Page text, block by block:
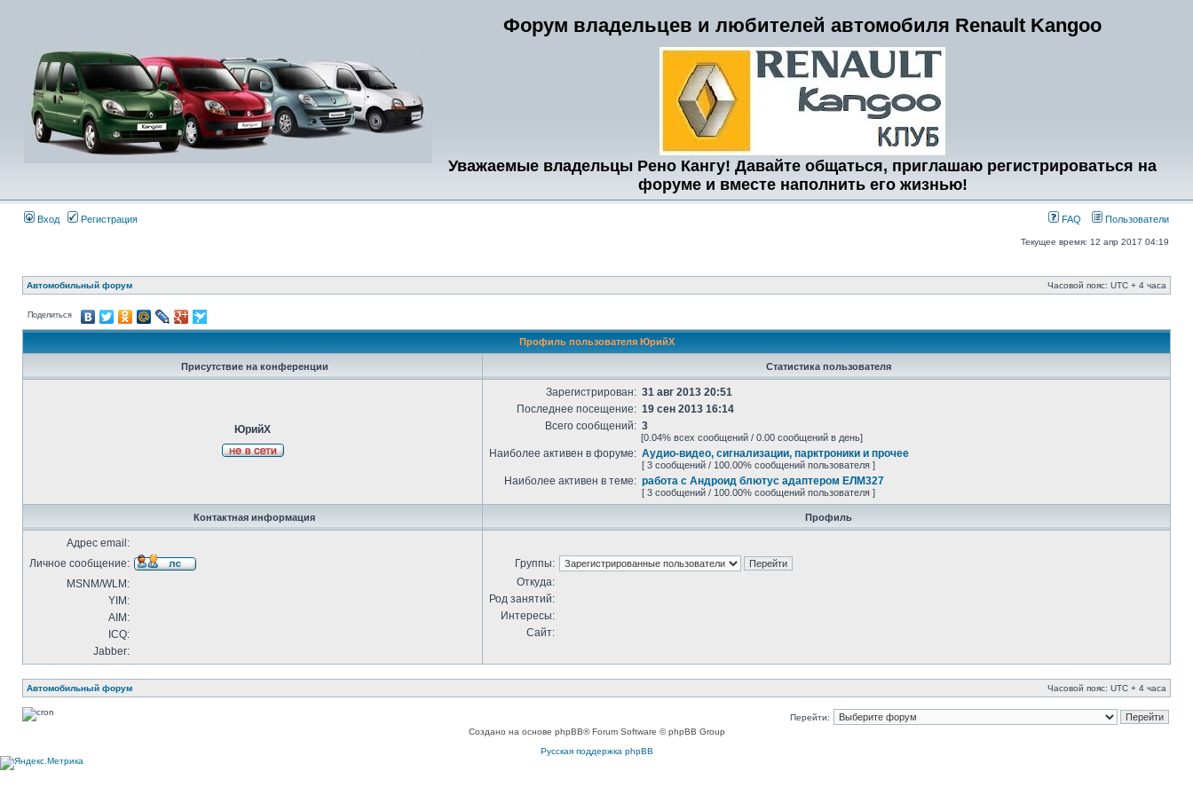
Форум владельцев и любителей автомобиля Renault Kangoo
Уважаемые владельцы Рено Кангу! Давайте общаться, приглашаю регистрироваться на
форуме и вместе наполнить его жизнью!
Вход Регистрация FAQ Пользователи
Текущее время: 12 апр 2017 04:19
Автомобильный форум Часовой пояс: UTC + 4 часа
Поделиться
Профиль пользователя ЮрийХ
Присутствие на конференции Статистика пользователя
ЮрийХ
Зарегистрирован: 31 авг 2013 20:51
Последнее посещение: 19 сен 2013 16:14
Всего сообщений: 3
[0.04% всех сообщений / 0.00 сообщений в день]
Наиболее активен в форуме: Аудио-видео, сигнализации, парктроники и прочее
[ 3 сообщений / 100.00% сообщений пользователя ]
Наиболее активен в теме: работа с Андроид блютус адаптером ЕЛМ327
[ 3 сообщений / 100.00% сообщений пользователя ]
Контактная информация Профиль
Адрес email:
Личное сообщение:
MSNM/WLM:
YIM:
AIM:
ICQ:
Jabber:
Группы:
Откуда:
Род занятий:
Интересы:
Сайт:
Автомобильный форум Часовой пояс: UTC + 4 часа
Перейти:
Создано на основе phpBB® Forum Software © phpBB Group
Русская поддержка phpBB